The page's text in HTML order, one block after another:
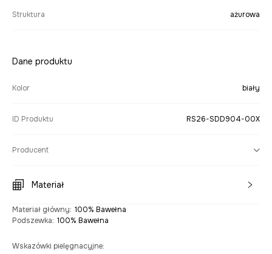
Struktura ażurowa
Dane produktu
Kolor biały
ID Produktu RS26-SDD904-00X
Producent
Materiał
Materiał główny: 100% Bawełna
Podszewka: 100% Bawełna
Wskazówki pielęgnacyjne: